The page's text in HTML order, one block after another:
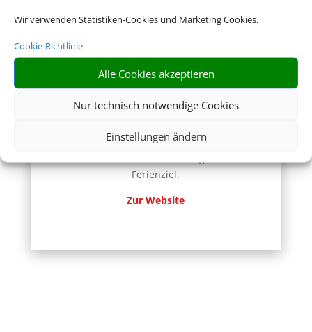
Wir verwenden Statistiken-Cookies und Marketing Cookies.
Cookie-Richtlinie
Alle Cookies akzeptieren
Nur technisch notwendige Cookies
Einstellungen ändern
Reisemedizin
Hier erhalten Sie kompetente
Ferienziel.
Zur Website